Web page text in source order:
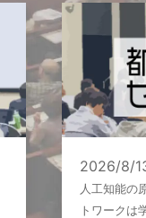
2026/8/
人工知能の
トワークは